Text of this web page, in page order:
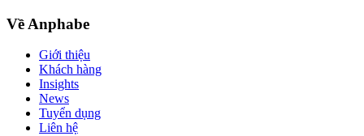
Về Anphabe
Giới thiệu
Khách hàng
Insights
News
Tuyển dụng
Liên hệ